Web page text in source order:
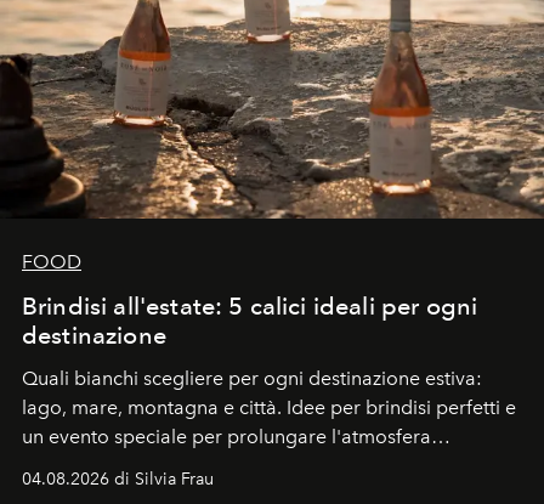
FOOD
Brindisi all'estate: 5 calici ideali per ogni
destinazione
Quali bianchi scegliere per ogni destinazione estiva:
lago, mare, montagna e città. Idee per brindisi perfetti e
un evento speciale per prolungare l'atmosfera
04.08.2026 di Silvia Frau